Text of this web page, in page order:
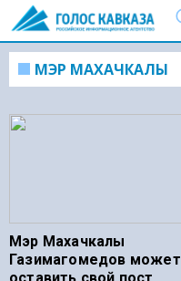
МЭР МАХАЧКАЛЫ
Мэр Махачкалы
Газимагомедов может